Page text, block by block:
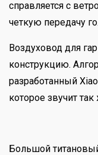
справляется с
четкую передачу
Воздуховод для
конструкцию.
разработанный
которое звучит
Большой